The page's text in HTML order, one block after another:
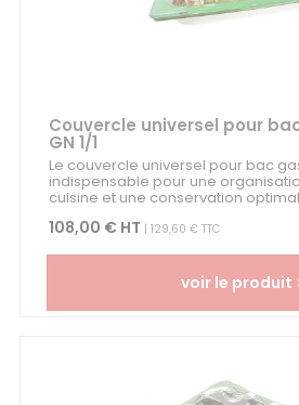
Couvercle universel pour
GN 1/1
Le couvercle universel pour bac
indispensable pour une
cuisine et une conservation
108,00 € HT | 129,60 € TTC
voir le produit